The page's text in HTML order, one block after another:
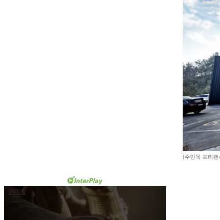
(주민욱 프리랜